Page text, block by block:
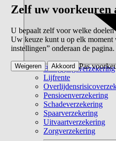
Beleggingsverzekering
Lijfrente
Pensioenverzekering
Schadeverzekering
Spaarverzekering
Uitvaartverzekering
Zorgverzekering
Zelf uw voorkeuren
U bepaalt zelf voor welke
Uw keuze kunt u op elk
instellingen” onderaan de pagina.
Pas
Weigeren Akkoord